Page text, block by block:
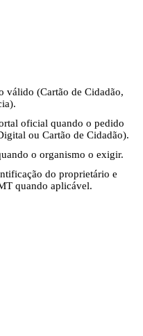
válido (Cartão de Cidadão,
oficial quando o pedido
ou Cartão de Cidadão).
o organismo o exigir.
do proprietário e
quando aplicável.